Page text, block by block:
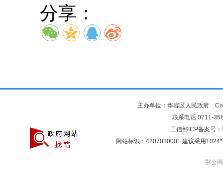
分享：
主办单位：华容区人民政府
联系电话:0711-
工信部ICP备案号：
网站标识：4207030001 建议采用
鄂公